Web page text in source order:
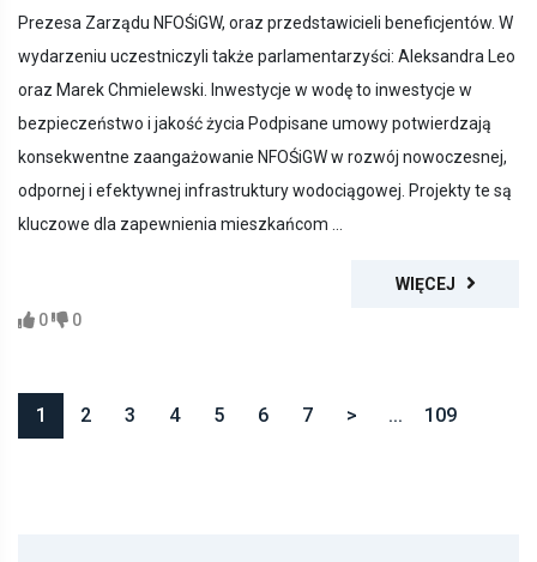
Prezesa Zarządu NFOŚiGW, oraz przedstawicieli beneficjentów. W
wydarzeniu uczestniczyli także parlamentarzyści: Aleksandra Leo
oraz Marek Chmielewski. Inwestycje w wodę to inwestycje w
bezpieczeństwo i jakość życia Podpisane umowy potwierdzają
konsekwentne zaangażowanie NFOŚiGW w rozwój nowoczesnej,
odpornej i efektywnej infrastruktury wodociągowej. Projekty te są
kluczowe dla zapewnienia mieszkańcom ...
WIĘCEJ
0
0
1 2 3 4 5 6 7 > ... 109